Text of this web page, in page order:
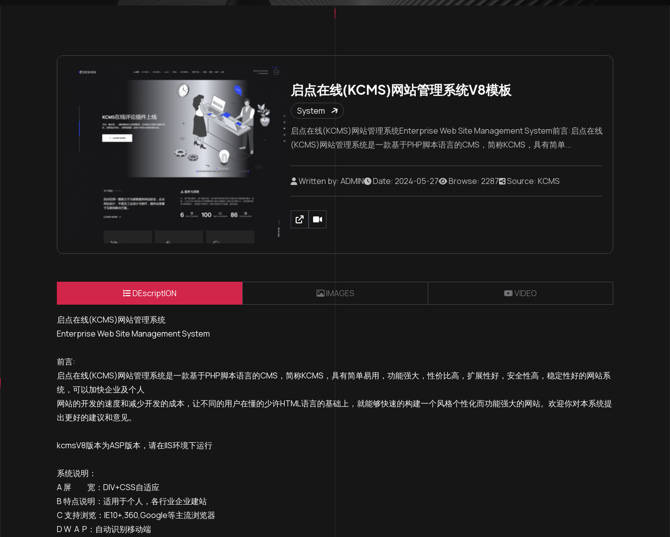
启点在线(KCMS)网站管理系统V8模板
System
启点在线(KCMS)网站管理系统Enterprise Web Site Management System前言:启点在线
(KCMS)网站管理系统是一款基于PHP脚本语言的CMS，简称KCMS，具有简单...
Written by: ADMIN Date: 2024-05-27 Browse: 2287 Source: KCMS
DEscriptION IMAGES VIDEO
启点在线(KCMS)网站管理系统
Enterprise Web Site Management System
前言:
启点在线(KCMS)网站管理系统是一款基于PHP脚本语言的CMS，简称KCMS，具有简单易用，功能强大，性价比高，扩展性好，安全性高，稳定性好的网站系
统，可以加快企业及个人
网站的开发的速度和减少开发的成本，让不同的用户在懂的少许HTML语言的基础上，就能够快速的构建一个风格个性化而功能强大的网站。欢迎你对本系统提
出更好的建议和意见。
kcmsV8版本为ASP版本，请在IIS环境下运行
系统说明：
A 屏 宽：DIV+CSS自适应
B 特点说明：适用于个人，各行业企业建站
C 支持浏览：IE10+,360,Google等主流浏览器
D W A P：自动识别移动端